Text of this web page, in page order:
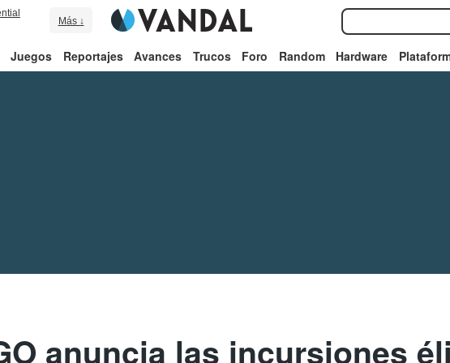
Más ↓
Juegos Reportajes Avances Trucos Foro Random Hardware
anuncia las incursiones